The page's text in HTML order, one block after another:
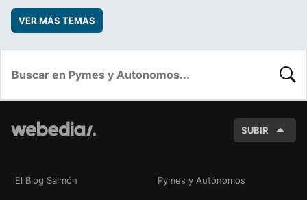
VER MÁS TEMAS
SUBIR
El Blog Salmón Pymes y Autónomos